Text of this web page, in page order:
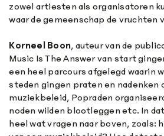
zowel artiesten als organisatoren
waar de gemeenschap de vruchten
Korneel Boon, auteur van de
Music Is The Answer van start
een heel parcours afgelegd waarin
steden gingen praten en nadenken
muziekbeleid, Popraden
noden wilden blootleggen etc. In
heel wat vragen naar boven, zoals: